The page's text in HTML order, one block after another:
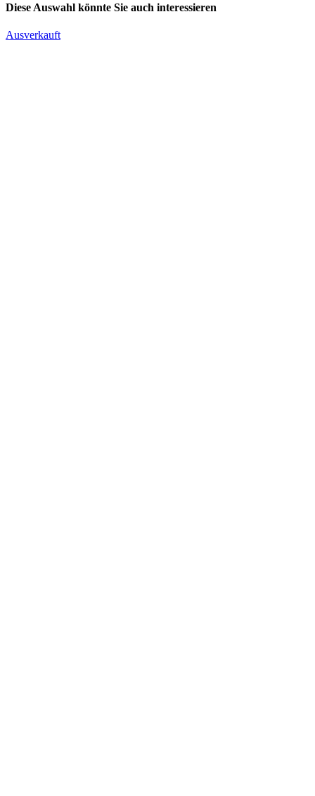
Diese Auswahl könnte Sie auch interessieren
Ausverkauft